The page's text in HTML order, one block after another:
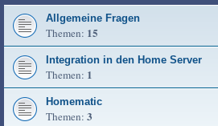
Allgemeine Fragen
Themen: 15
Integration in den Home Server
Themen: 1
Homematic
Themen: 3